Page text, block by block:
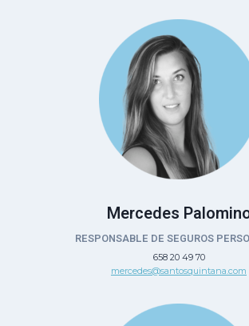
Mercedes
RESPONSABLE DE SEGUROS
658 20 49 70
mercedes@santosquintana.com